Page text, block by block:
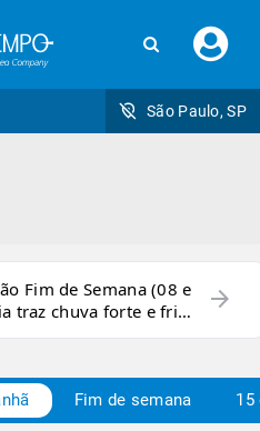
seu
São Paulo, SP
Fim de Semana (08 e
traz chuva forte e frio
arrow_forward
Fim de semana 15